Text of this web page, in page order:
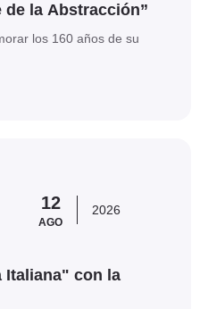
de la Abstracción”
los 160 años de su
12
AGO
2026
Italiana" con la